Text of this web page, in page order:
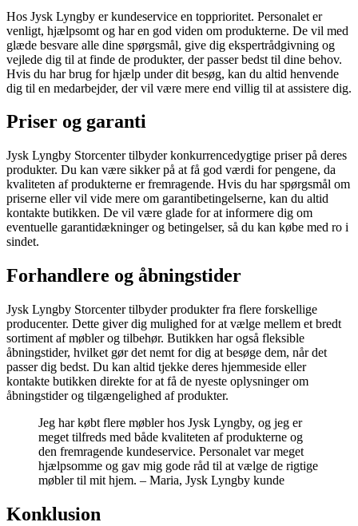
Hos Jysk Lyngby er kundeservice en topprioritet. Personalet er
venligt, hjælpsomt og har en god viden om produkterne. De vil med
glæde besvare alle dine spørgsmål, give dig ekspertrådgivning og
vejlede dig til at finde de produkter, der passer bedst til dine behov.
Hvis du har brug for hjælp under dit besøg, kan du altid henvende
dig til en medarbejder, der vil være mere end villig til at assistere dig.
Priser og garanti
Jysk Lyngby Storcenter tilbyder konkurrencedygtige priser på deres
produkter. Du kan være sikker på at få god værdi for pengene, da
kvaliteten af produkterne er fremragende. Hvis du har spørgsmål om
priserne eller vil vide mere om garantibetingelserne, kan du altid
kontakte butikken. De vil være glade for at informere dig om
eventuelle garantidækninger og betingelser, så du kan købe med ro i
sindet.
Forhandlere og åbningstider
Jysk Lyngby Storcenter tilbyder produkter fra flere forskellige
producenter. Dette giver dig mulighed for at vælge mellem et bredt
sortiment af møbler og tilbehør. Butikken har også fleksible
åbningstider, hvilket gør det nemt for dig at besøge dem, når det
passer dig bedst. Du kan altid tjekke deres hjemmeside eller
kontakte butikken direkte for at få de nyeste oplysninger om
åbningstider og tilgængelighed af produkter.
Jeg har købt flere møbler hos Jysk Lyngby, og jeg er
meget tilfreds med både kvaliteten af produkterne og
den fremragende kundeservice. Personalet var meget
hjælpsomme og gav mig gode råd til at vælge de rigtige
møbler til mit hjem. – Maria, Jysk Lyngby kunde
Konklusion